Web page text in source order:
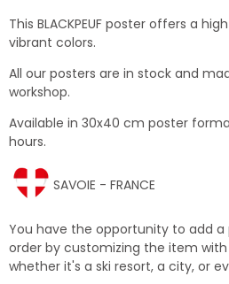
This BLACKPEUF poster offers a
vibrant colors.
All our posters are in stock and
workshop.
Available in 30x40 cm poster
hours.
SAVOIE - FRANCE
You have the opportunity to add
order by customizing the item
whether it's a ski resort, a city, or